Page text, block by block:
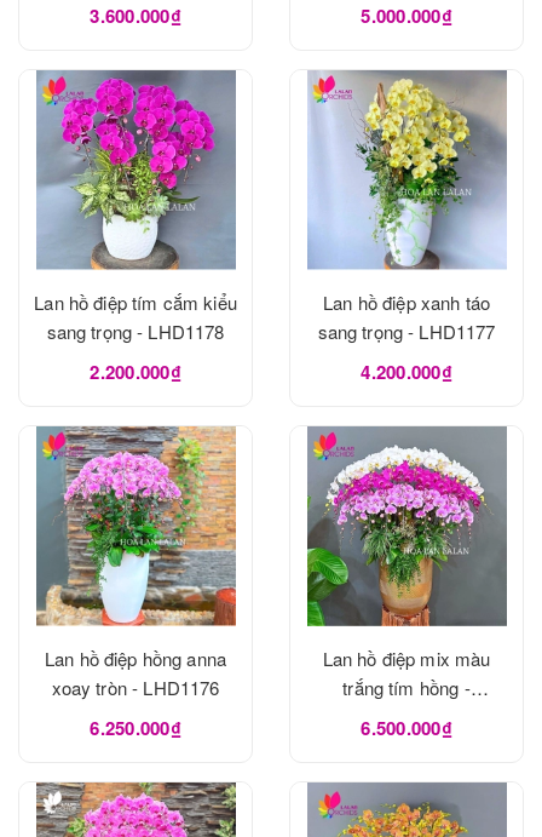
3.600.000₫ 5.000.000₫
Lan hồ điệp tím cắm kiểu
sang trọng - LHD1178
2.200.000₫
Lan hồ điệp xanh táo
sang trọng - LHD1177
4.200.000₫
Lan hồ điệp hồng anna
xoay tròn - LHD1176
6.250.000₫
Lan hồ điệp mix màu
trắng tím hồng -
LHD1175
6.500.000₫